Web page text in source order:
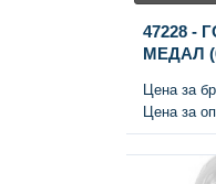
47228 -
МЕДАЛ
Цена за
Цена за